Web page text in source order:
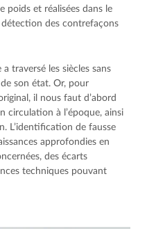
poids et réalisées dans le
détection des contrefaçons
traversé les siècles sans
son état. Or, pour
il nous faut d’abord
circulation à l’époque, ainsi
L’identification de fausse
approfondies en
des écarts
techniques pouvant